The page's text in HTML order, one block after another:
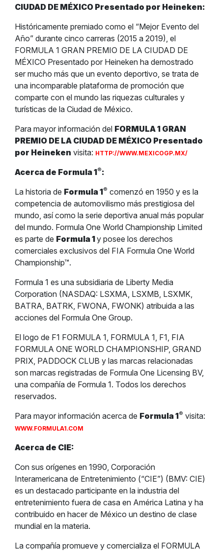
CIUDAD DE MÉXICO Presentado por Heineken:
Históricamente premiado como el “Mejor Evento del
Año” durante cinco carreras (2015 a 2019), el
FORMULA 1 GRAN PREMIO DE LA CIUDAD DE
MÉXICO Presentado por Heineken ha demostrado
ser mucho más que un evento deportivo, se trata de
una incomparable plataforma de promoción que
comparte con el mundo las riquezas culturales y
turísticas de la Ciudad de México.
Para mayor información del FORMULA 1 GRAN
PREMIO DE LA CIUDAD DE MÉXICO Presentado
por Heineken visita: HTTP://WWW.MEXICOGP.MX/
Acerca de Formula 1®:
La historia de Formula 1® comenzó en 1950 y es la
competencia de automovilismo más prestigiosa del
mundo, así como la serie deportiva anual más popular
del mundo. Formula One World Championship Limited
es parte de Formula 1y posee los derechos
comerciales exclusivos del FIA Formula One World
Championship™.
Formula 1 es una subsidiaria de Liberty Media
Corporation (NASDAQ: LSXMA, LSXMB, LSXMK,
BATRA, BATRK, FWONA, FWONK) atribuida a las
acciones del Formula One Group.
El logo de F1 FORMULA 1, FORMULA 1, F1, FIA
FORMULA ONE WORLD CHAMPIONSHIP, GRAND
PRIX, PADDOCK CLUB y las marcas relacionadas
son marcas registradas de Formula One Licensing BV,
una compañía de Formula 1. Todos los derechos
reservados.
Para mayor información acerca de Formula 1® visita:
WWW.FORMULA1.COM
Acerca de CIE:
Con sus orígenes en 1990, Corporación
Interamericana de Entretenimiento (“CIE”) (BMV: CIE)
es un destacado participante en la industria del
entretenimiento fuera de casa en América Latina y ha
contribuido en hacer de México un destino de clase
mundial en la materia.
La compañía promueve y comercializa el FORMULA